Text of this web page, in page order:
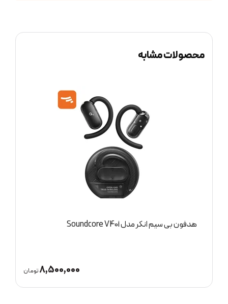
محصولات مشابه
هدفون بی سیم انکر مدل Soundcore Liberty 4 pro
15,000,000